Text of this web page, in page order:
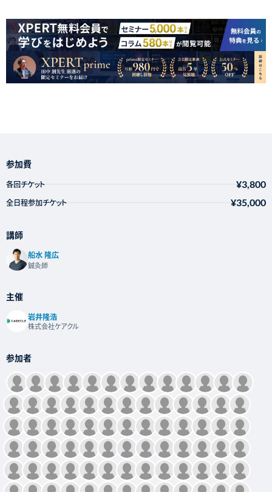
参加費
各回チケット ¥3,800
全日程参加チケット ¥35,000
講師
船水 隆広
鍼灸師
主催
岩井隆浩
株式会社ケアクル
参加者